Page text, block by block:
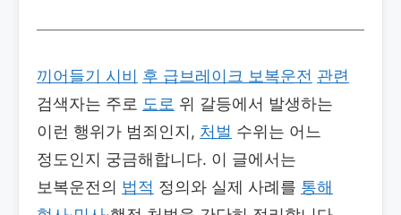
끼어들기 시비 후 급브레이크 보복운전 관련
검색자는 주로 도로 위 갈등에서 발생하는
이런 행위가 범죄인지, 처벌 수위는 어느
정도인지 궁금해합니다. 이 글에서는
보복운전의 법적 정의와 실제 사례를 통해